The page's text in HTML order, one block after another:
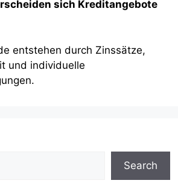
sich Kreditangebote
entstehen durch Zinssätze,
und individuelle
Search